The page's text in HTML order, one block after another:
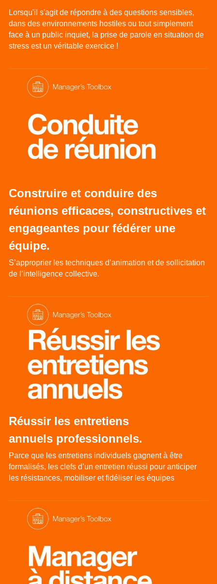
Lorsqu'il s'agit de répondre à des questions sensibles,
dans des environnements hostiles ou tout simplement
face à un public inquiet, la prise de parole en situation de
stress est un véritable exercice !
Construire et conduire des
réunions efficaces, constructives et
engageantes pour fédérer une
équipe.
S’approprier les techniques d’animation et de sollicitation
de l’intelligence collective.
Réussir les entretiens
annuels professionnels.
Parce que les entretiens individuels gagnent à être
formalisés, les clefs d’un entretien réussi pour anticiper
les résistances, mobiliser et fidéliser les équipes